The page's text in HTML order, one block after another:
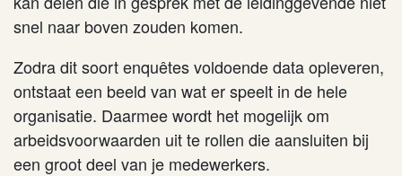
snel naar boven zouden komen.
Zodra dit soort enquêtes voldoende data opleveren,
ontstaat een beeld van wat er speelt in de hele
organisatie. Daarmee wordt het mogelijk om
arbeidsvoorwaarden uit te rollen die aansluiten bij
een groot deel van je medewerkers.